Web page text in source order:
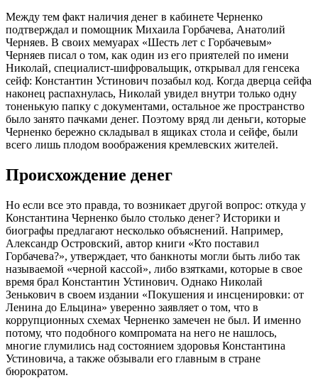
Между тем факт наличия денег в кабинете Черненко
подтверждал и помощник Михаила Горбачева, Анатолий
Черняев. В своих мемуарах «Шесть лет с Горбачевым»
Черняев писал о том, как один из его приятелей по имени
Николай, специалист-шифровальщик, открывал для генсека
сейф: Константин Устинович позабыл код. Когда дверца сейфа
наконец распахнулась, Николай увидел внутри только одну
тоненькую папку с документами, остальное же пространство
было занято пачками денег. Поэтому вряд ли деньги, которые
Черненко бережно складывал в ящиках стола и сейфе, были
всего лишь плодом воображения кремлевских жителей.
Происхождение денег
Но если все это правда, то возникает другой вопрос: откуда у
Константина Черненко было столько денег? Историки и
биографы предлагают несколько объяснений. Например,
Александр Островский, автор книги «Кто поставил
Горбачева?», утверждает, что банкноты могли быть либо так
называемой «черной кассой», либо взятками, которые в свое
время брал Константин Устинович. Однако Николай
Зенькович в своем издании «Покушения и инсценировки: от
Ленина до Ельцина» уверенно заявляет о том, что в
коррупционных схемах Черненко замечен не был. И именно
потому, что подобного компромата на него не нашлось,
многие глумились над состоянием здоровья Константина
Устиновича, а также обзывали его главным в стране
бюрократом.